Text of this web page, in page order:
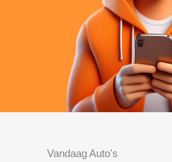
Vandaag Auto's